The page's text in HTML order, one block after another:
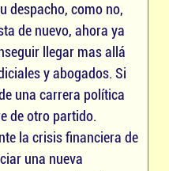
despacho, como no,
de nuevo, ahora ya
llegar mas allá
y abogados. Si
una carrera política
de otro partido.
la crisis financiera de
una nueva